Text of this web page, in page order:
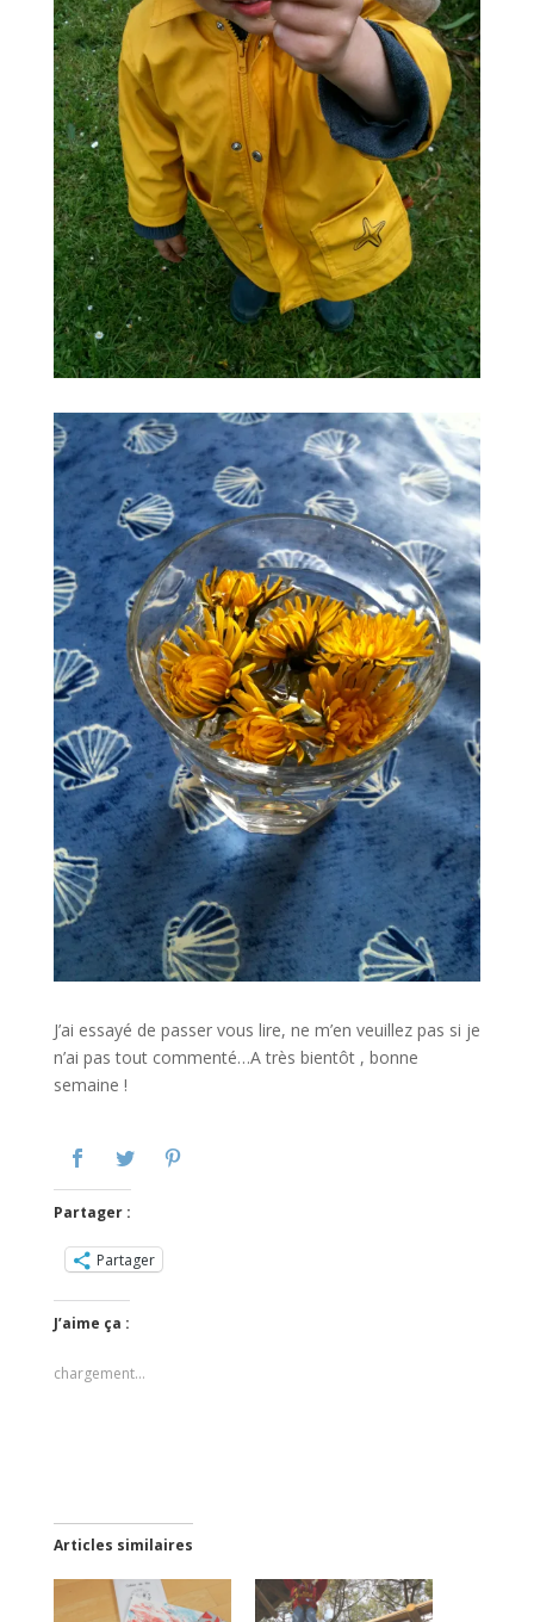
J’ai essayé de passer vous lire, ne m’en veuillez pas si je
n’ai pas tout commenté…A très bientôt , bonne
semaine !
Partager :
Partager
J’aime ça :
chargement…
Articles similaires